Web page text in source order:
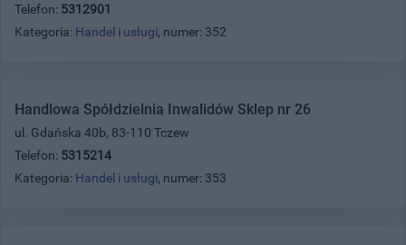
Telefon: 5312901
Kategoria: Handel i usługi, numer: 352
Handlowa Spółdzielnia Inwalidów Sklep nr 26
ul. Gdańska 40b, 83-110 Tczew
Telefon: 5315214
Kategoria: Handel i usługi, numer: 353